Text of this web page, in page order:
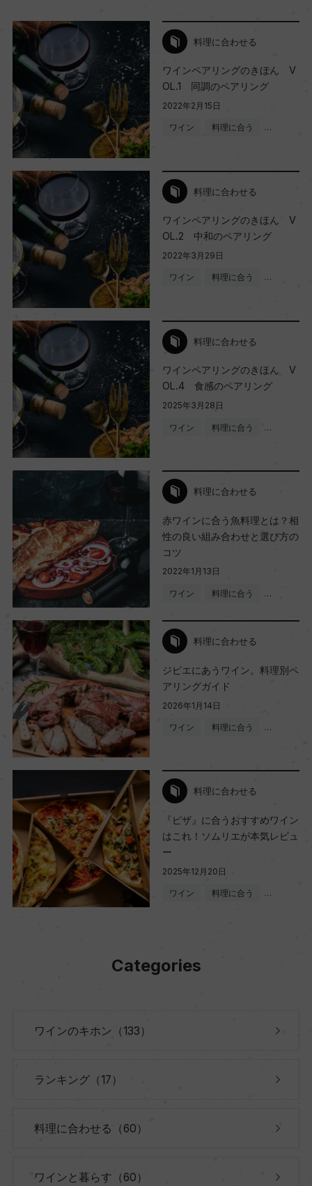
料理に合わせる
ワインペアリングのきほん V
OL.1 同調のペアリング
2022年2月15日
ワイン 料理に合う …
料理に合わせる
ワインペアリングのきほん V
OL.2 中和のペアリング
2022年3月29日
ワイン 料理に合う …
料理に合わせる
ワインペアリングのきほん V
OL.4 食感のペアリング
2025年3月28日
ワイン 料理に合う …
料理に合わせる
赤ワインに合う魚料理とは？相
性の良い組み合わせと選び方の
コツ
2022年1月13日
ワイン 料理に合う …
料理に合わせる
ジビエにあうワイン。料理別ペ
アリングガイド
2026年1月14日
ワイン 料理に合う …
料理に合わせる
『ピザ』に合うおすすめワイン
はこれ！ソムリエが本気レビュ
ー
2025年12月20日
ワイン 料理に合う …
Categories
ワインのキホン（133）
ランキング（17）
料理に合わせる（60）
ワインと暮らす（60）